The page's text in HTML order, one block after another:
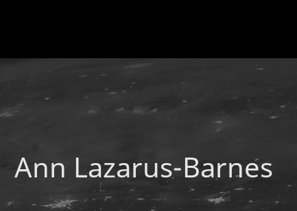
Ann Lazarus-Barnes